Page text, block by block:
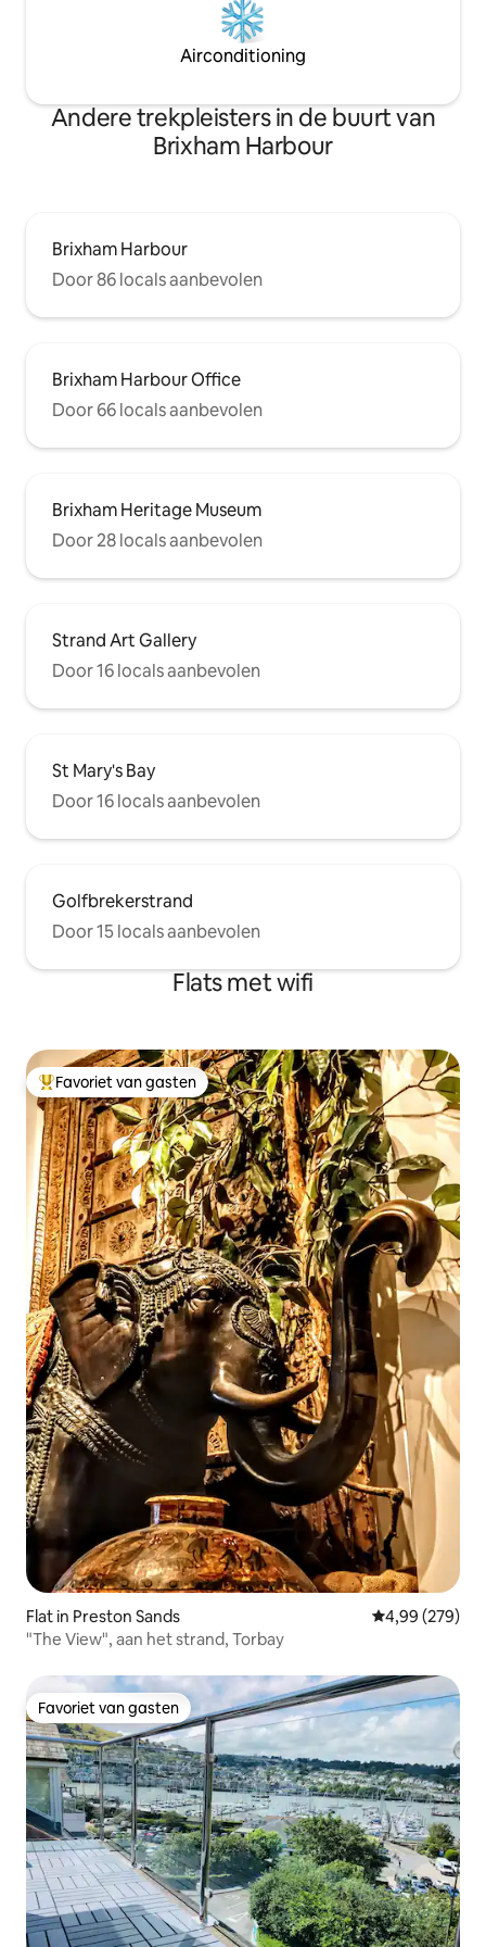
Airconditioning
Andere trekpleisters in de buurt van
Brixham Harbour
Brixham Harbour
Door 86 locals aanbevolen
Brixham Harbour Office
Door 66 locals aanbevolen
Brixham Heritage Museum
Door 28 locals aanbevolen
Strand Art Gallery
Door 16 locals aanbevolen
St Mary's Bay
Door 16 locals aanbevolen
Golfbrekerstrand
Door 15 locals aanbevolen
Flats met wifi
Topfavoriet van gasten
Favoriet van gasten
Flat in Preston Sands Gemiddelde
4,99 (279)
"The View", aan het strand, Torbay
Favoriet van gasten
Favoriet van gasten